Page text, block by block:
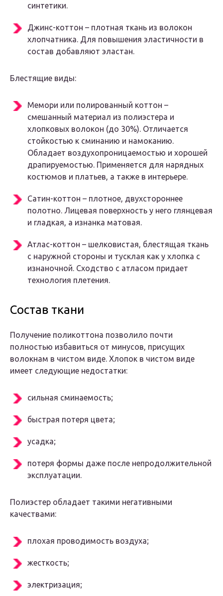
синтетики.
Джинс-коттон – плотная ткань из волокон
хлопчатника. Для повышения эластичности в
состав добавляют эластан.
Блестящие виды:
Мемори или полированный коттон –
смешанный материал из полиэстера и
хлопковых волокон (до 30%). Отличается
стойкостью к сминанию и намоканию.
Обладает воздухопроницаемостью и хорошей
драпируемостью. Применяется для нарядных
костюмов и платьев, а также в интерьере.
Сатин-коттон – плотное, двухстороннее
полотно. Лицевая поверхность у него глянцевая
и гладкая, а изнанка матовая.
Атлас-коттон – шелковистая, блестящая ткань
с наружной стороны и тусклая как у хлопка с
изнаночной. Сходство с атласом придает
технология плетения.
Состав ткани
Получение поликоттона позволило почти
полностью избавиться от минусов, присущих
волокнам в чистом виде. Хлопок в чистом виде
имеет следующие недостатки:
сильная сминаемость;
быстрая потеря цвета;
усадка;
потеря формы даже после непродолжительной
эксплуатации.
Полиэстер обладает такими негативными
качествами:
плохая проводимость воздуха;
жесткость;
электризация;